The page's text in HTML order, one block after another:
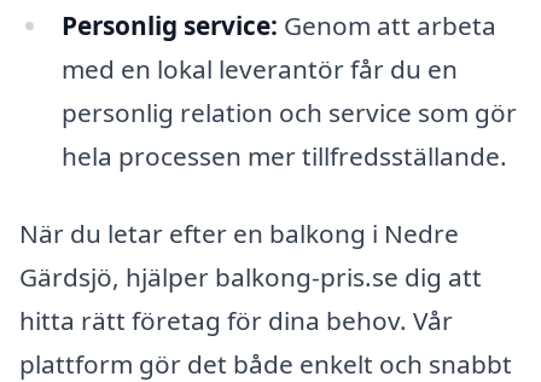
Personlig service: Genom att arbeta
med en lokal leverantör får du en
personlig relation och service som gör
hela processen mer tillfredsställande.
När du letar efter en balkong i Nedre
Gärdsjö, hjälper balkong-pris.se dig att
hitta rätt företag för dina behov. Vår
plattform gör det både enkelt och snabbt